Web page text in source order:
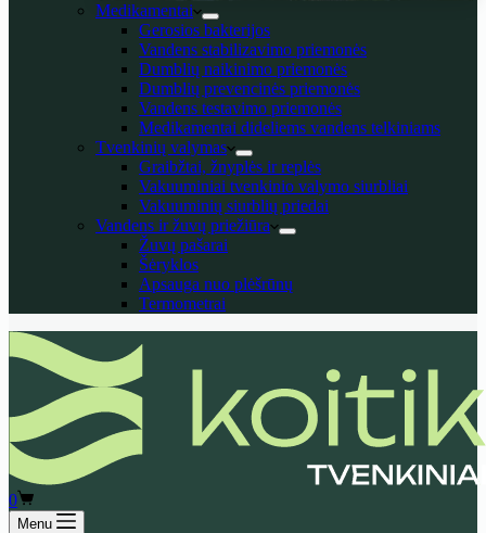
Medikamentai
Gerosios bakterijos
Vandens stabilizavimo priemonės
Dumblių naikinimo priemonės
Dumblių prevencinės priemonės
Vandens testavimo priemonės
Medikamentai dideliems vandens telkiniams
Tvenkinių valymas
Graibžtai, žnyplės ir replės
Vakuuminiai tvenkinio valymo siurbliai
Vakuuminių siurblių priedai
Vandens ir žuvų priežiūra
Žuvų pašarai
Šėryklos
Apsauga nuo plėšrūnų
Termometrai
Shopping
cart
0
Menu